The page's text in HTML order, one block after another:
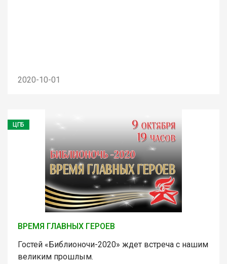
2020-10-01
ЦГБ
ВРЕМЯ ГЛАВНЫХ ГЕРОЕВ
Гостей «Библионочи-2020» ждет встреча с нашим
великим прошлым.